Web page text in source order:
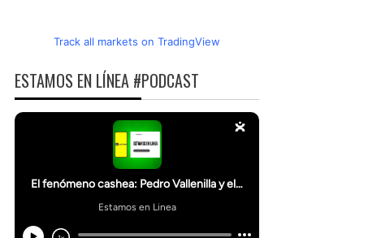
Track all markets on TradingView
ESTAMOS EN LÍNEA #PODCAST